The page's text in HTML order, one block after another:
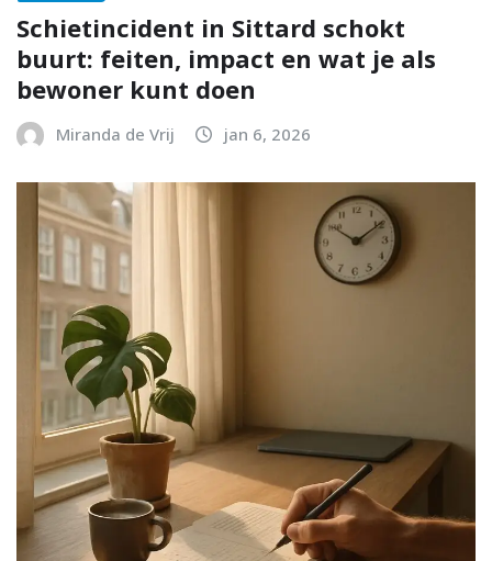
Schietincident in Sittard schokt
buurt: feiten, impact en wat je als
bewoner kunt doen
Miranda de Vrij jan 6, 2026